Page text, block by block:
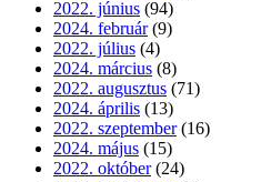
2022. június (94)
2024. február (9)
2022. július (4)
2024. március (8)
2022. augusztus (71)
2024. április (13)
2022. szeptember (16)
2024. május (15)
2022. október (24)